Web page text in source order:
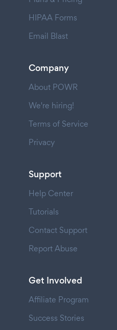
HIPAA Forms
Email Blast
Company
About POWR
We're hiring!
Terms of Service
Privacy
Support
Help Center
Tutorials
Contact Support
Report Abuse
Get Involved
Affiliate Program
Success Stories